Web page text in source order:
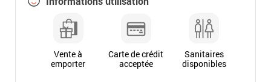
Vente à
emporter
Carte de crédit
acceptée
Sanitaires
disponibles